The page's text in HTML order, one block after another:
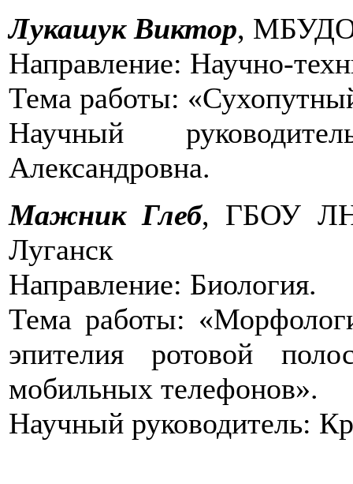
Лукашук Виктор, МБУДО
Направление: Научно-
Тема работы:
Научный
Александровна.
Мажник Глеб, ГБОУ
Луганск
Направление: Биология.
Тема работы:
эпителия ротовой
мобильных телефонов».
Научный руководитель: